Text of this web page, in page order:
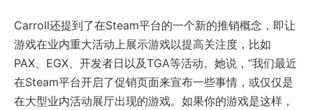
Carroll还提到了在Steam平台的一个新的推销概念，即让
游戏在业内重大活动上展示游戏以提高关注度，比如
PAX、EGX、开发者日以及TGA等活动。她说，“我们最近
在Steam平台开启了促销页面来宣布一些事情，或仅仅是
在大型业内活动展厅出现的游戏。如果你的游戏是这样，